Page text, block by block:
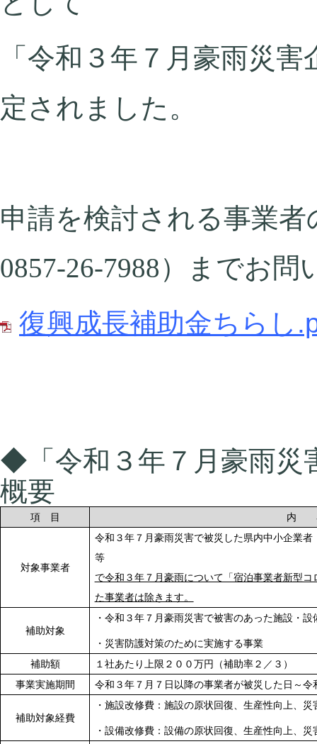
「 令和３年７月豪雨災害
定されました。
申請を検討される事業
0857-26-7988）までお
復興成長補助金ちらし
◆「令和３年７月豪雨災
概要
項 目 内
対象事業者
令和３年７月豪雨災害で被災した県内中小企業者
で令和３年７月豪雨について「宿泊事業者新型
た事業者は除きます。
補助対象
・令和３年７月豪雨災害で被害のあった施設・設
・災害防護対策のために実施する事業
補助額
１社あたり上限２００万円（補助率２／３）
事業実施期間
令和３年７月７日以降の事業者が被災した日～令
補助対象経費
・施設改修費：施設の原状回復、生産性向上、
・設備改修費：設備の原状回復、生産性向上、